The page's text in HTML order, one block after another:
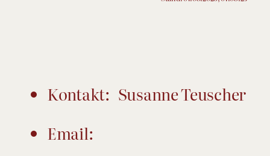
Kontakt: Susanne Teuscher
Email: